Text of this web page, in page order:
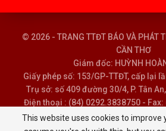
© 2026 - TRANG TTĐT BÁO VÀ PHÁT
CẦN THƠ
Giám đốc: HUỲNH
Giấy phép số: 153/GP-TTĐT, cấp lại
Trụ sở: số 409 đường 30/4, P. Tân
Điện thoại : (84) 0292.3838750 -
Email :
This website uses cookies to improve